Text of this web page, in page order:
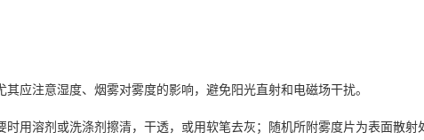
应注意湿度、烟雾对雾度的影响，避免阳光直射和电磁场干扰。
用溶剂或洗涤剂擦清，干透，或用软笔去灰；随机所附雾度片为表面散